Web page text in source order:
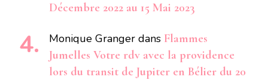
Décembre 2022 au 15 Mai 2023
Monique Granger dans Flammes
Jumelles Votre rdv avec la providence
lors du transit de Jupiter en Bélier du 20